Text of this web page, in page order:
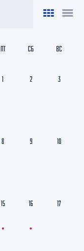
1 2 3
8 9 10
15 16 17
ПТ СБ ВС